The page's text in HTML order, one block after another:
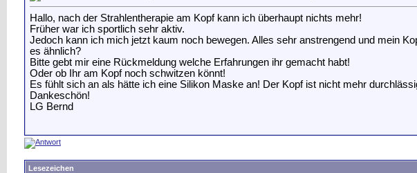
Hallo, nach der Strahlentherapie am Kopf kann ich überhaupt nichts mehr!
Früher war ich sportlich sehr aktiv.
Jedoch kann ich mich jetzt kaum noch bewegen. Alles sehr anstrengend und mein
es ähnlich?
Bitte gebt mir eine Rückmeldung welche Erfahrungen ihr gemacht habt!
Oder ob Ihr am Kopf noch schwitzen könnt!
Es fühlt sich an als hätte ich eine Silikon Maske an! Der Kopf ist nicht mehr
Dankeschön!
LG Bernd
Lesezeichen